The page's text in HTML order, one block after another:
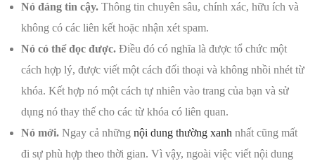
Nó đáng tin cậy. Thông tin chuyên sâu, chính xác, hữu ích và
không có các liên kết hoặc nhận xét spam.
Nó có thể đọc được. Điều đó có nghĩa là được tổ chức một
cách hợp lý, được viết một cách đối thoại và không nhồi nhét từ
khóa. Kết hợp nó một cách tự nhiên vào trang của bạn và sử
dụng nó thay thế cho các từ khóa có liên quan.
Nó mới. Ngay cả những nội dung thường xanh nhất cũng mất
đi sự phù hợp theo thời gian. Vì vậy, ngoài việc viết nội dung